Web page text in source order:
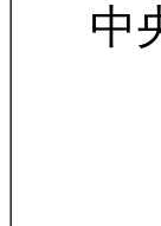
中